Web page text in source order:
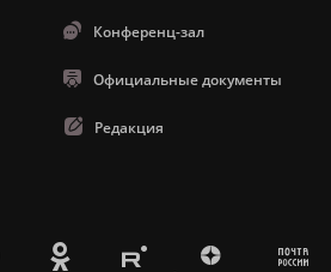
Конференц-зал
Официальные документы
Редакция
O E Z m